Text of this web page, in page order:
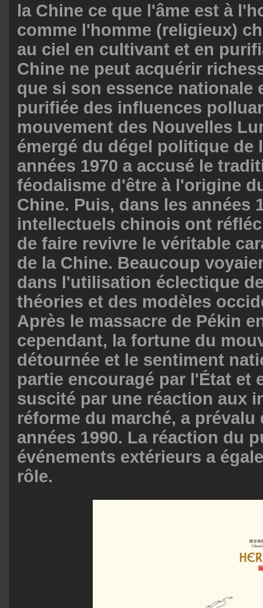
la Chine ce que l'âme est à
comme l'homme (religieux)
au ciel en cultivant et en
Chine ne peut acquérir
que si son essence nationale
purifiée des influences
mouvement des Nouvelles
émergé du dégel politique de
années 1970 a accusé le
féodalisme d'être à l'origine
Chine. Puis, dans les années
intellectuels chinois ont
de faire revivre le véritable
de la Chine. Beaucoup
dans l'utilisation éclectique
théories et des modèles
Après le massacre de Pékin
cependant, la fortune du
détournée et le sentiment
partie encouragé par l'État et
suscité par une réaction aux
réforme du marché, a prévalu
années 1990. La réaction du
événements extérieurs a
rôle.